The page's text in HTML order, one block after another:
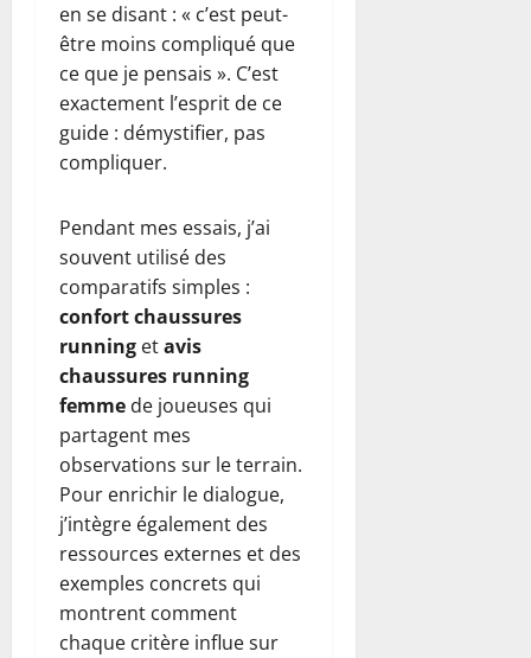
en se disant : « c’est peut-
être moins compliqué que
ce que je pensais ». C’est
exactement l’esprit de ce
guide : démystifier, pas
compliquer.
Pendant mes essais, j’ai
souvent utilisé des
comparatifs simples :
confort chaussures
running etavis
chaussures running
femme de joueuses qui
partagent mes
observations sur le terrain.
Pour enrichir le dialogue,
j’intègre également des
ressources externes et des
exemples concrets qui
montrent comment
chaque critère influe sur